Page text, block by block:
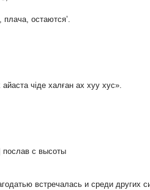
остаются’.
чiде халған ах хуу хус».
послав с высоты
встречалась и среди других